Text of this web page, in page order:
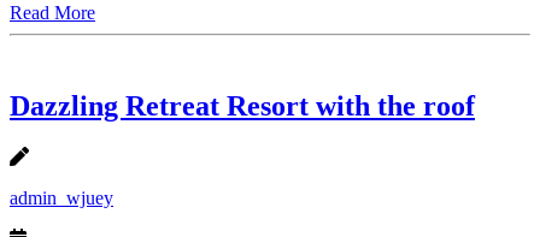
Read More
Dazzling Retreat Resort with the roof
admin_wjuey